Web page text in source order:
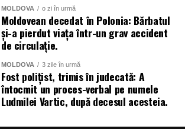
MOLDOVA o zi în urmă
Moldovean decedat în Polonia: Bărbatul
și-a pierdut viața într-un grav accident
de circulație.
MOLDOVA 3 zile în urmă
Fost polițist, trimis în judecată: A
întocmit un proces-verbal pe numele
Ludmilei Vartic, după decesul acesteia.